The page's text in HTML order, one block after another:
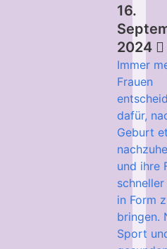
16.
2024
Immer
Frauen
dafür,
Geburt
und ihre
in Form
bringen.
Sport